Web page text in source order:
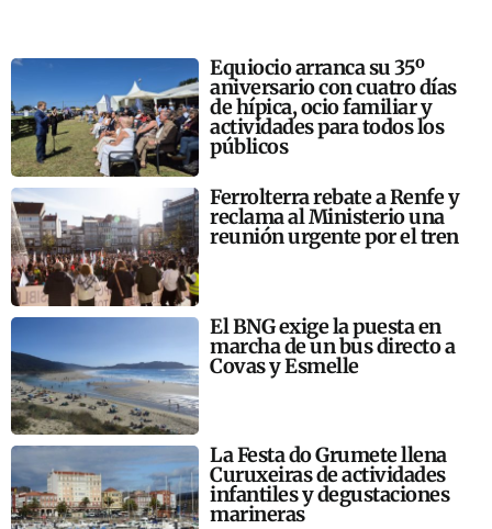
Equiocio arranca su 35º
aniversario con cuatro días
de hípica, ocio familiar y
actividades para todos los
públicos
Ferrolterra rebate a Renfe y
reclama al Ministerio una
reunión urgente por el tren
El BNG exige la puesta en
marcha de un bus directo a
Covas y Esmelle
La Festa do Grumete llena
Curuxeiras de actividades
infantiles y degustaciones
marineras